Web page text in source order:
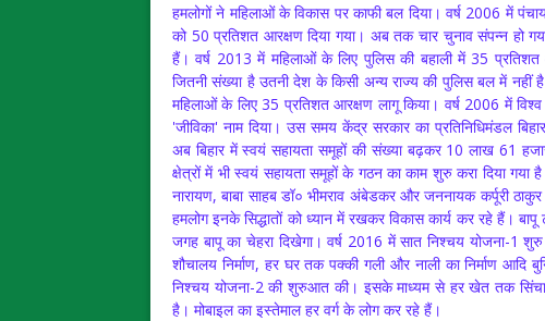
हमलोगों ने महिलाओं के विकास पर काफी बल दिया। वर्ष 2006 में
को 50 प्रतिशत आरक्षण दिया गया। अब तक चार चुनाव संपन्न हो
हैं। वर्ष 2013 में महिलाओं के लिए पुलिस की बहाली में 35
जितनी संख्या है उतनी देश के किसी अन्य राज्य की पुलिस बल में नहीं
महिलाओं के लिए 35 प्रतिशत आरक्षण लागू किया। वर्ष 2006 में
'जीविका' नाम दिया। उस समय केंद्र सरकार का प्रतिनिधिमंडल
अब बिहार में स्वयं सहायता समूहों की संख्या बढ़कर 10 लाख 61
क्षेत्रों में भी स्वयं सहायता समूहों के गठन का काम शुरु करा दिया गया
नारायण, बाबा साहब डॉ० भीमराव अंबेडकर और जननायक कर्पूरी
हमलोग इनके सिद्धातों को ध्यान में रखकर विकास कार्य कर रहे हैं।
जगह बापू का चेहरा दिखेगा। वर्ष 2016 में सात निश्चय योजना-1
शौचालय निर्माण, हर घर तक पक्की गली और नाली का निर्माण आदि
निश्चय योजना-2 की शुरुआत की। इसके माध्यम से हर खेत तक
है। मोबाइल का इस्तेमाल हर वर्ग के लोग कर रहे हैं।